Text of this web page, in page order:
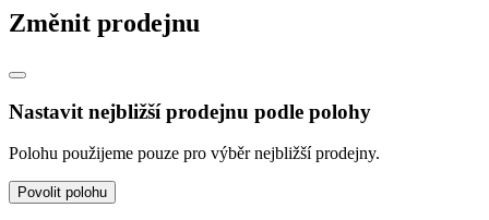
Změnit prodejnu
Nastavit nejbližší prodejnu podle polohy
Polohu použijeme pouze pro výběr nejbližší prodejny.
Povolit polohu